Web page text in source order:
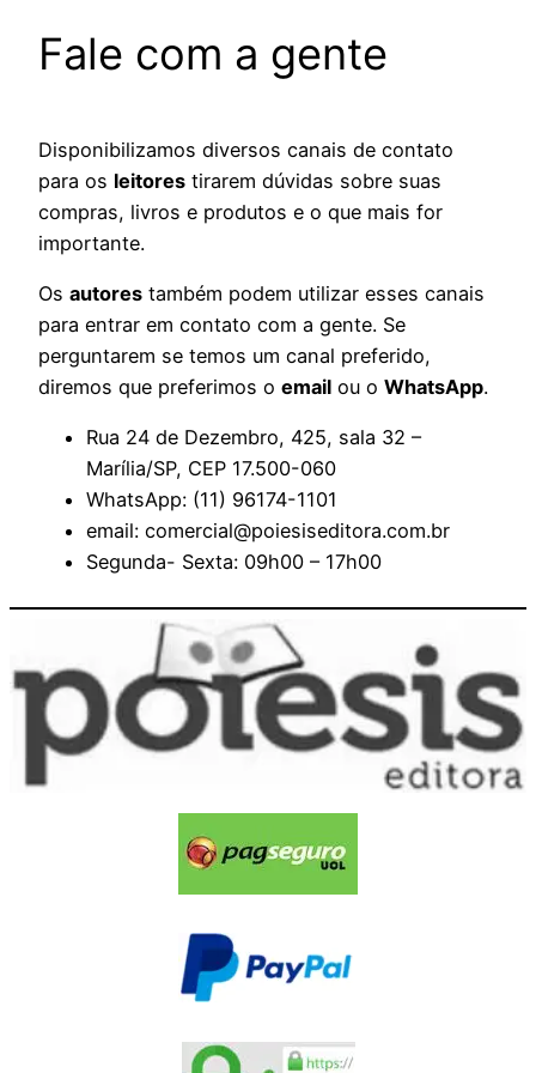
Fale com a gente
Disponibilizamos diversos canais de contato
para os leitores tirarem dúvidas sobre suas
compras, livros e produtos e o que mais for
importante.
Os autores também podem utilizar esses canais
para entrar em contato com a gente. Se
perguntarem se temos um canal preferido,
diremos que preferimos o email ou o WhatsApp.
Rua 24 de Dezembro, 425, sala 32 –
Marília/SP, CEP 17.500-060
WhatsApp: (11) 96174-1101
email: comercial@poiesiseditora.com.br
Segunda- Sexta: 09h00 – 17h00